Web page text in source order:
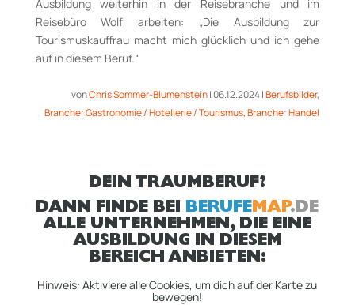
Ausbildung weiterhin in der Reisebranche und im
Reisebüro Wolf arbeiten: „Die Ausbildung zur
Tourismuskauffrau macht mich glücklich und ich gehe
auf in diesem Beruf.“
vonChris Sommer-Blumenstein|06.12.2024|Berufsbilder,
Branche: Gastronomie / Hotellerie / Tourismus,Branche: Handel
DEIN TRAUMBERUF?
DANN FINDE BEI BERUFEMAP.DE
ALLE UNTERNEHMEN, DIE EINE
AUSBILDUNG IN DIESEM
BEREICH ANBIETEN:
Hinweis: Aktiviere alle Cookies, um dich auf der Karte zu
bewegen!